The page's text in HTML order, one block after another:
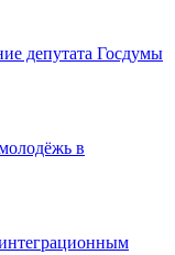
депутата Госдумы
в